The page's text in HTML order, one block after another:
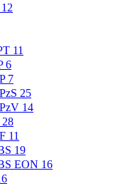
12
11
6
7
25
14
28
11
19
EON 16